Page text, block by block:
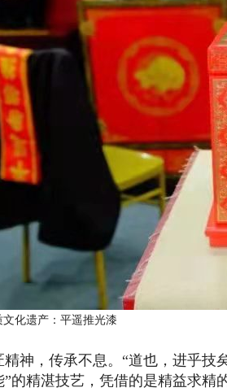
化遗产： 平遥推光漆
，传承不息。“道也，进乎技矣
”的精湛技艺，凭借的是精益求